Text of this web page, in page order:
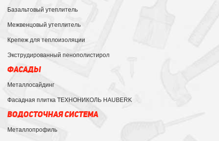
Базальтовый утеплитель
Межвенцовый утеплитель
Крепеж для теплоизоляции
Экструдированный пенополистирол
ФАСАДЫ
Металлосайдинг
Фасадная плитка ТЕХНОНИКОЛЬ HAUBERK
ВОДОСТОЧНАЯ СИСТЕМА
Металлопрофиль